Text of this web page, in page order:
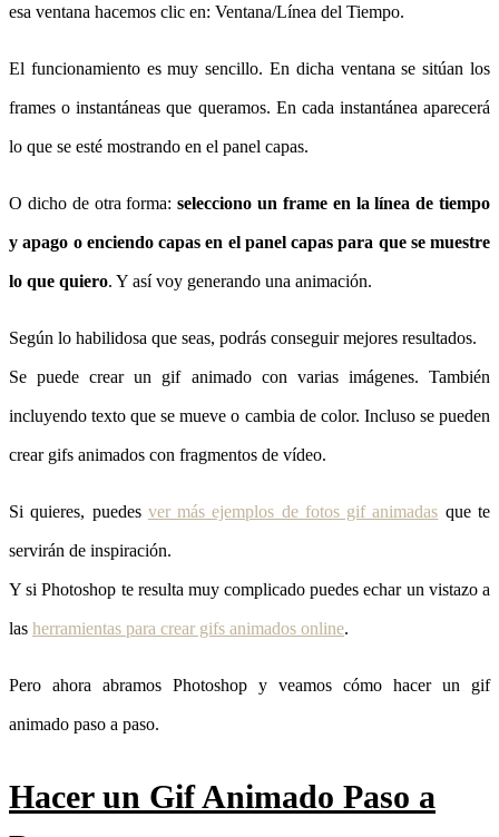
esa ventana hacemos clic en: Ventana/Línea del Tiempo.
El funcionamiento es muy sencillo. En dicha ventana se sitúan los
frames o instantáneas que queramos. En cada instantánea aparecerá
lo que se esté mostrando en el panel capas.
O dicho de otra forma:selecciono un frame en la línea de tiempo
y apago o enciendo capas en el panel capas para que se muestre
lo que quiero. Y así voy generando una animación.
Según lo habilidosa que seas, podrás conseguir mejores resultados.
Se puede crear un gif animado con varias imágenes. También
incluyendo texto que se mueve o cambia de color. Incluso se pueden
crear gifs animados con fragmentos de vídeo.
Si quieres, puedes ver más ejemplos de fotos gif animadas que te
servirán de inspiración.
Y si Photoshop te resulta muy complicado puedes echar un vistazo a
las herramientas para crear gifs animados online.
Pero ahora abramos Photoshop y veamos cómo hacer un gif
animado paso a paso.
Hacer un Gif Animado Paso a